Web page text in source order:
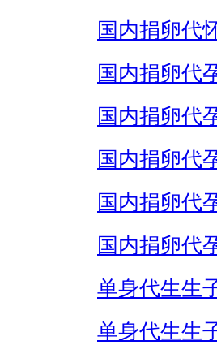
国内捐卵代
国内捐卵代
国内捐卵代
国内捐卵代
国内捐卵代
国内捐卵代
单身代生生
单身代生生